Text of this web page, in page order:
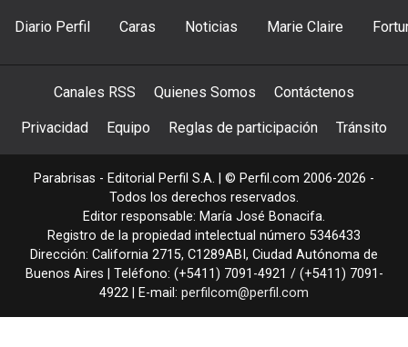
Diario Perfil Caras Noticias Marie Claire
Canales RSS Quienes Somos Contáctenos
Privacidad Equipo Reglas de participación Tránsito
Parabrisas - Editorial Perfil S.A. | © Perfil.com 2006-2026 -
Todos los derechos reservados.
Editor responsable: María José Bonacifa.
Registro de la propiedad intelectual número 5346433
Dirección: California 2715, C1289ABI , Ciudad Autónoma de
Buenos Aires | Teléfono: (+5411) 7091-4921 / (+5411) 7091-
4922 | E-mail: perfilcom@perfil.com